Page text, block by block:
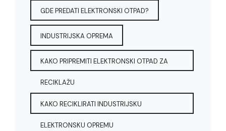
GDE PREDATI ELEKTRONSKI OTPAD?
INDUSTRIJSKA OPREMA
KAKO PRIPREMITI ELEKTRONSKI OTPAD ZA
RECIKLAŽU
KAKO RECIKLIRATI INDUSTRIJSKU
ELEKTRONSKU OPREMU